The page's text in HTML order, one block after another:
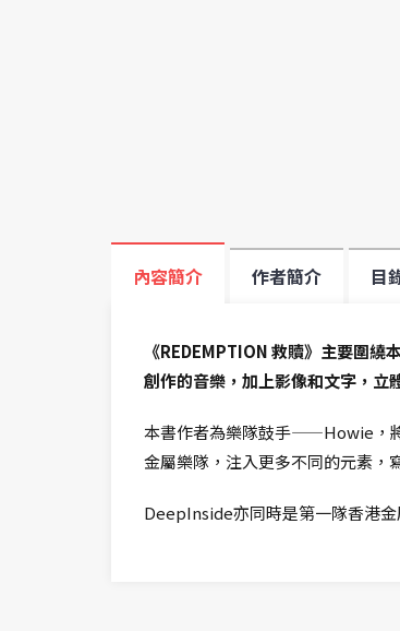
內容簡介 作者簡介 目
《REDEMPTION 救贖》主要圍
創作的音樂，加上影像和文字，立
本書作者為樂隊鼓手——Howie，
金屬樂隊，注入更多不同的元素，
DeepInside亦同時是第一隊香港